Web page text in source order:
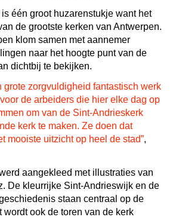
één groot huzarenstukje want het
de grootste kerken van Antwerpen.
klom samen met aannemer
naar het hoogte punt van de
dichtbij te bekijken.
grote zorgvuldigheid fantastisch werk
de arbeiders die hier elke dag op
om van de Sint-Andrieskerk
kerk te maken. Ze doen dat
mooiste uitzicht op heel de stad”,
aangekleed met illustraties van
De kleurrijke Sint-Andrieswijk en de
staan centraal op de
wordt ook de toren van de kerk